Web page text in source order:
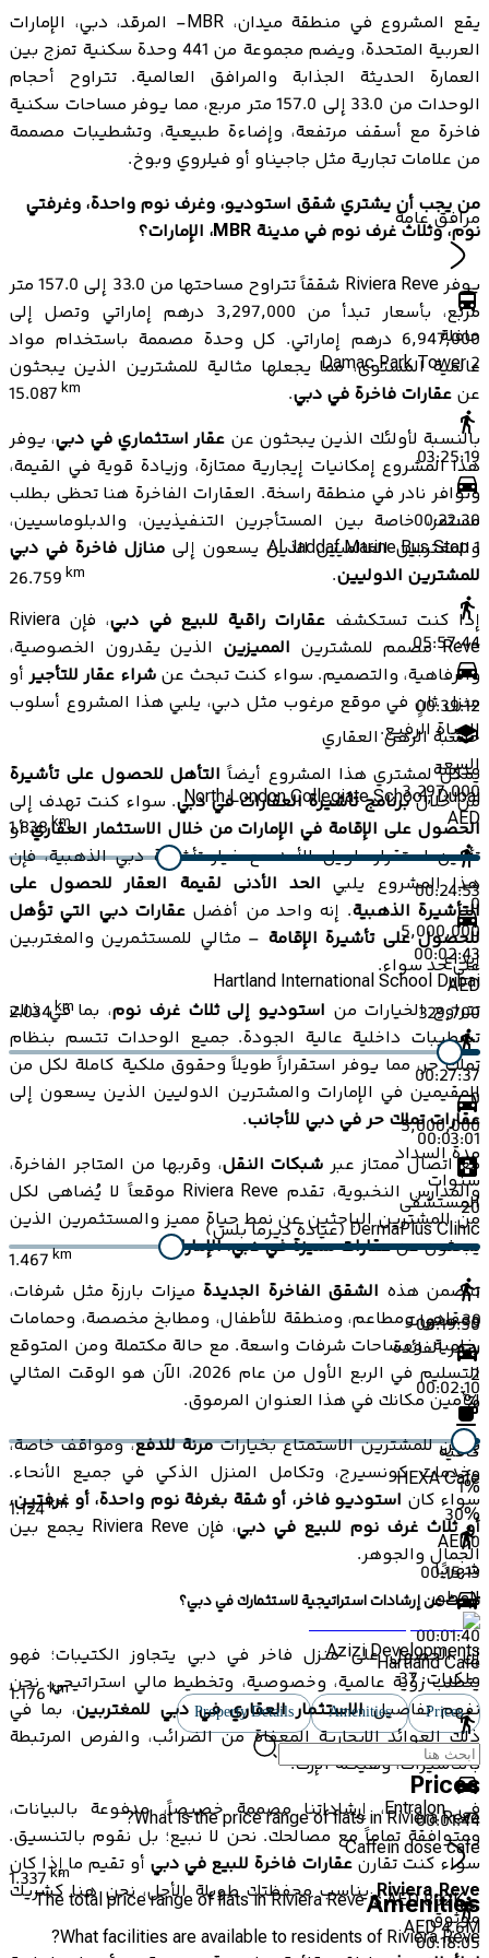
يقع المشروع في منطقة ميدان، MBR- المرقد، دبي، الإمارات
العربية المتحدة، ويضم مجموعة من 441 وحدة سكنية تمزج بين
العمارة الحديثة الجذابة والمرافق العالمية. تتراوح أحجام
الوحدات من 33.0 إلى 157.0 متر مربع، مما يوفر مساحات سكنية
فاخرة مع أسقف مرتفعة، وإضاءة طبيعية، وتشطيبات مصممة
من علامات تجارية مثل جاجيناو أو فيلروي وبوخ.
من يجب أن يشتري شقق استوديو، وغرف نوم واحدة، وغرفتي
نوم، وثلاث غرف نوم في مدينة MBR، الإمارات؟
يوفر Riviera Reve شققاً تتراوح مساحتها من 33.0 إلى 157.0 متر
مربع، بأسعار تبدأ من 3,297,000 درهم إماراتي وتصل إلى
6,947,000 درهم إماراتي. كل وحدة مصممة باستخدام مواد
عالمية المستوى، مما يجعلها مثالية للمشترين الذين يبحثون
عن عقارات فاخرة في دبي.
بالنسبة لأولئك الذين يبحثون عن عقار استثماري في دبي، يوفر
هذا المشروع إمكانيات إيجارية ممتازة، وزيادة قوية في القيمة،
وتوافر نادر في منطقة راسخة. العقارات الفاخرة هنا تحظى بطلب
مستمر، خاصة بين المستأجرين التنفيذيين، والدبلوماسيين،
والمغتربين العالميين الذين يسعون إلى منازل فاخرة في دبي
للمشترين الدوليين.
إذا كنت تستكشف عقارات راقية للبيع في دبي
، فإن Riviera
Reve مصمم للمشترين
المميزين الذين يقدرون الخصوصية،
والرفاهية، والتصميم. سواء كنت تبحث عنشراء عقار للتأجيرأو
منزل ثانٍ في موقع مرغوب مثل دبي، يلبي هذا المشروع أسلوب
الحياة الرفيع.
يمكن لمشتري هذا المشروع أيضاً التأهل للحصول على تأشيرة
من خلالبرنامج تأشيرة العقارات في دبي. سواء كنت تهدف إلى
الحصول على الإقامة في الإمارات من خلال الاستثمار العقاريأو
تأمين استقرار طويل الأمد مع خيار تأشيرة دبي الذهبية، فإن
هذا المشروع يلبي الحد الأدنى لقيمة العقار للحصول على
التأشيرة الذهبية. إنه واحد من أفضل عقارات دبي التي تؤهل
للحصول على تأشيرة الإقامة – مثالي للمستثمرين والمغتربين
على حد سواء.
تتراوح الخيارات من استوديو إلى ثلاث غرف نوم، بما في ذلك
تشطيبات داخلية عالية الجودة. جميع الوحدات تتسم بنظام
تملك حر، مما يوفر استقراراً طويلاً وحقوق ملكية كاملة لكل من
المقيمين في الإمارات والمشترين الدوليين الذين يسعون إلى
عقارات تملك حر في دبي للأجانب.
مع اتصال ممتاز عبر شبكات النقل، وقربها من المتاجر الفاخرة،
والمدارس النخبوية، تقدم Riviera Reve موقعاً لا يُضاهى لكل
من المشترين الباحثين عن نمط حياة مميز والمستثمرين الذين
يبحثون عنعقارات مميزة في دبي، الإمارات.
تتضمن هذه الشقق الفاخرة الجديدة ميزات بارزة مثل شرفات،
ومقاهي ومطاعم، ومنطقة للأطفال، ومطابخ مخصصة، وحمامات
رخامية، ومساحات شرفات واسعة. مع حالة مكتملة ومن المتوقع
التسليم في الربع الأول من عام 2026، الآن هو الوقت المثالي
لتأمين مكانك في هذا العنوان المرموق.
يمكن للمشترين الاستمتاع بخياراتمرنة للدفع، ومواقف خاصة،
وخدمات كونسيرج، وتكامل المنزل الذكي في جميع الأنحاء.
سواء كان استوديو فاخر، أو شقة بغرفة نوم واحدة، أو غرفتين،
أو ثلاث غرف نوم للبيع في دبي
، فإن Riviera Reve يجمع بين
الجمال والجوهر.
تبحث عن إرشادات استراتيجية لاستثمارك في دبي؟
إن الحصول على منزل فاخر في دبي يتجاوز الكتيبات؛ فهو
يتطلب رؤية عالمية، وخصوصية، وتخطيط مالي استراتيجي. نحن
نفهم تفاصيلالاستثمار العقاري في دبي للمغتربين، بما في
ذلك العوائد الإيجارية المعفاة من الضرائب، والفرص المرتبطة
بالتأشيرات، وهيكلة الإرث.
في Entralon، إرشاداتنا مصممة خصيصاً، مدفوعة بالبيانات،
ومتوافقة تماماً مع مصالحك. نحن لا نبيع؛ بل نقوم بالتنسيق.
سواء كنت تقارنعقارات فاخرة للبيع في دبي أو تقيم ما إذا كان
Riviera Reveيناسب محفظتك طويلة الأجل، نحن هنا كشريك
موثوق.
مرافق عامة
حافلة
Damac Park Tower 2
15.087 km
03:25:19
00:22:30
Al Jaddaf Marine Bus Stop 1
26.759 km
05:57:44
00:39:12
مدرسة
North London Collegiate School, Dubai
1.838km
00:24:53
00:02:43
Hartland International School Dubai
2.034km
00:27:37
00:03:01
المستشفى
DermaPlus Clinic (عيادة ديرما بلس)
1.467km
00:19:50
00:02:10
كافيه
HEXA Cafe
1.124km
00:15:13
00:01:40
Hartland Cafe
1.176km
00:15:57
00:01:44
Caffein dose cafe
1.337km
00:18:05
حاسبة الرهن العقاري
السعر
3,297,000
AED
0
5,000,000
إيداع
AED
329,700
0
5,000,000
مدة السداد
سنوات
20
1
30سنوات
سعر الفائدة
2
%
1%
30%
AED0
شهريًا
المطور
Azizi Developments
ملكيات:37
Prices
Amenities
Property Details
Prices
What is the price range of flats in Riviera Reve?
The total price range of flats in Riviera Reve is AED 802K –
AED 4.6M
Amenities
What facilities are available to residents of Riviera Reve?